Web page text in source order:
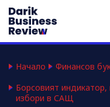
Начало
Финансов
Борсовият
избори в САЩ